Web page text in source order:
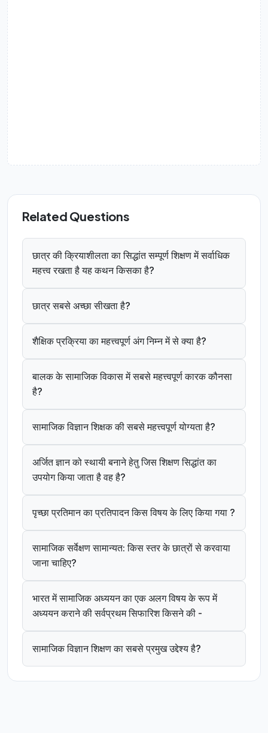
Related Questions
छात्र की क्रियाशीलता का सिद्धांत सम्पूर्ण शिक्षण में सर्वाधिक
महत्त्व रखता है यह कथन किसका है?
छात्र सबसे अच्छा सीखता है?
शैक्षिक प्रक्रिया का महत्त्वपूर्ण अंग निम्न में से क्या है?
बालक के सामाजिक विकास में सबसे महत्त्वपूर्ण कारक कौनसा
है?
सामाजिक विज्ञान शिक्षक की सबसे महत्त्वपूर्ण योग्यता है?
अर्जित ज्ञान को स्थायी बनाने हेतु जिस शिक्षण सिद्धांत का
उपयोग किया जाता है वह है?
पृच्छा प्रतिमान का प्रतिपादन किस विषय के लिए किया गया ?
सामाजिक सर्वेक्षण सामान्यत: किस स्तर के छात्रों से करवाया
जाना चाहिए?
भारत में सामाजिक अध्ययन का एक अलग विषय के रूप में
अध्ययन कराने की सर्वप्रथम सिफारिश किसने की -
सामाजिक विज्ञान शिक्षण का सबसे प्रमुख उद्देश्य है?